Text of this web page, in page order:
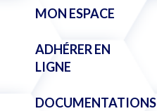
MON ESPACE
ADHÉRER EN
LIGNE
DOCUMENTATIONS